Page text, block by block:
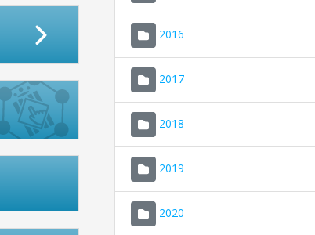
2016
2017
2018
2019
2020